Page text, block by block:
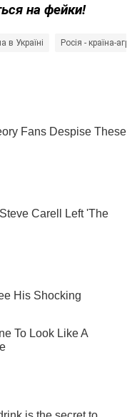
на фейки!
в Україні Росія - країна-